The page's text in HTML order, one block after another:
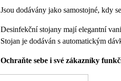
Jsou dodávány jako samostojné, kdy
Desinfekční stojany mají elegantní
Stojan je dodáván s automatickým
Ochraňte sebe i své zákazníky